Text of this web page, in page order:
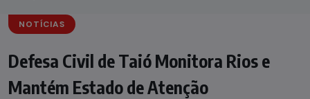
NOTÍCIAS
Defesa Civil de Taió Monitora Rios e
Mantém Estado de Atenção